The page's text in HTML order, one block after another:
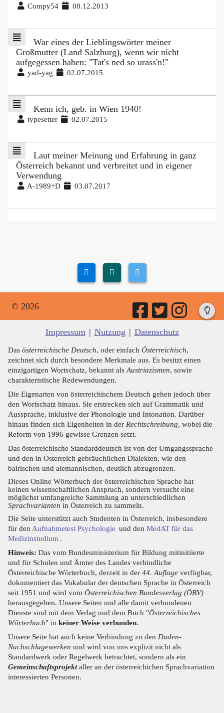
Compy54 08.12.2013
War eines der Lieblingswörter meiner
Großmutter (Land Salzburg), wenn wir nicht
aufgegessen haben: "Tat's ned so urass'n!"
yad-yag 02.07.2015
Kenn ich, geb. in Wien 1940!
typesetter 02.07.2015
Laut meiner Meinung und Erfahrung in ganz
Österreich bekannt und verbreitet und in eigener
Verwendung
A-1989+D 03.07.2017
© 2026
Impressum | Nutzung | Datenschutz
Das österreichische Deutsch, oder einfach Österreichisch,
zeichnet sich durch besondere Merkmale aus. Es besitzt einen
einzigartigen Wortschatz, bekannt alsAustriazismen, sowie
charakteristische Redewendungen.
Die Eigenarten von österreichischem Deutsch gehen jedoch über
den Wortschatz hinaus. Sie erstrecken sich auf Grammatik und
Aussprache, inklusive der Phonologie und Intonation. Darüber
hinaus finden sich Eigenheiten in der Rechtschreibung, wobei die
Reform von 1996 gewisse Grenzen setzt.
Das österreichische Standarddeutsch ist von der Umgangssprache
und den in Österreich gebräuchlichen Dialekten, wie den
bairischen und alemannischen, deutlich abzugrenzen.
Dieses Online Wörterbuch der österreichischen Sprache hat
keinen wissenschaftlichen Anspruch, sondern versucht eine
möglichst umfangreiche Sammlung an unterschiedlichen
Sprachvarianten in Österreich zu sammeln.
Die Seite unterstützt auch Studenten in Österreich, insbesondere
für den Aufnahmetest Psychologie und den MedAT für das
Medizinstudium .
Hinweis: Das vom Bundesministerium für Bildung mitinitiierte
und für Schulen und Ämter des Landes verbindliche
Österreichische Wörterbuch, derzeit in der 44. Auflage verfügbar,
dokumentiert das Vokabular der deutschen Sprache in Österreich
seit 1951 und wird vom Österreichischen Bundesverlag (ÖBV)
herausgegeben. Unsere Seiten und alle damit verbundenen
Dienste sind mit dem Verlag und dem Buch "Österreichisches
Wörterbuch" in keiner Weise verbunden.
Unsere Seite hat auch keine Verbindung zu den Duden-
Nachschlagewerken und wird von uns explizit nicht als
Standardwerk oder Regelwerk betrachtet, sondern als ein
Gemeinschaftsprojektaller an der österreichichen Sprachvariation
interessierten Personen.